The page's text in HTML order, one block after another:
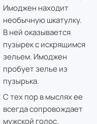
Имоджен находит
необычную шкатулку.
В ней оказывается
пузырек с искрящимся
зельем. Имоджен
пробует зелье из
пузырька.
С тех пор в мыслях ее
всегда сопровождает
мужской голос.